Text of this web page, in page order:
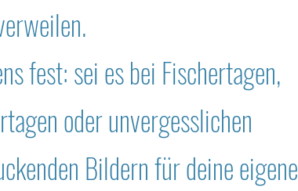
fest: sei es bei Fischertagen,
oder unvergesslichen
Bildern für deine eigene